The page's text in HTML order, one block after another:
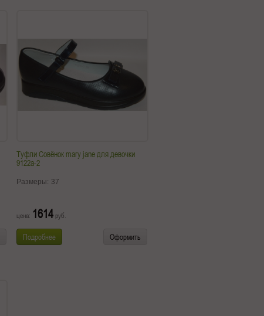
Туфли Совёнок mary jane для девочки
9122a-2
Размеры: 37
цена: 1614 руб.
Подробнее Оформить